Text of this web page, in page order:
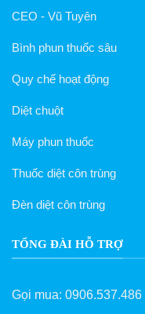
CEO - Vũ Tuyên
Bình phun thuốc sâu
Quy chế hoạt động
Diệt chuột
Máy phun thuốc
Thuốc diệt côn trùng
Đèn diệt côn trùng
TỔNG ĐÀI HỖ TRỢ
Gọi mua: 0906.537.486